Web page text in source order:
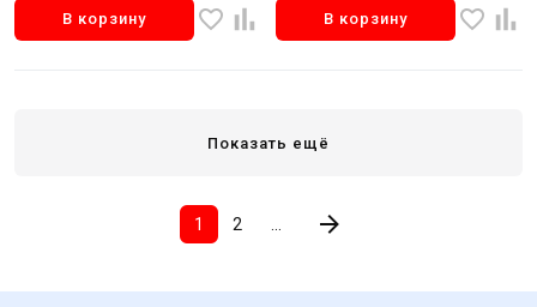
В корзину В корзину
Показать ещё
1 2